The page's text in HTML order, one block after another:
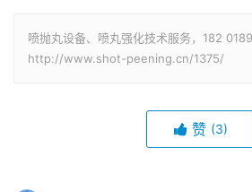
喷抛丸设备、喷丸强化技术服务，182
http://www.shot-peening.cn/1375/
赞 (3)